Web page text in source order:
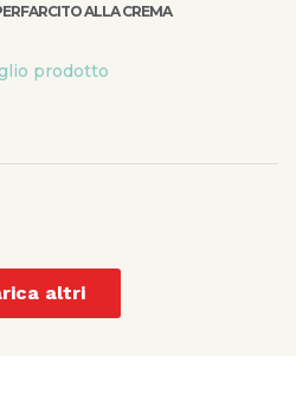
ALLA CREMA
prodotto
altri